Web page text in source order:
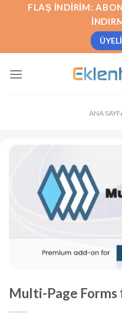
FLAŞ İNDIRIM:
ANA
Multi-Page Forms